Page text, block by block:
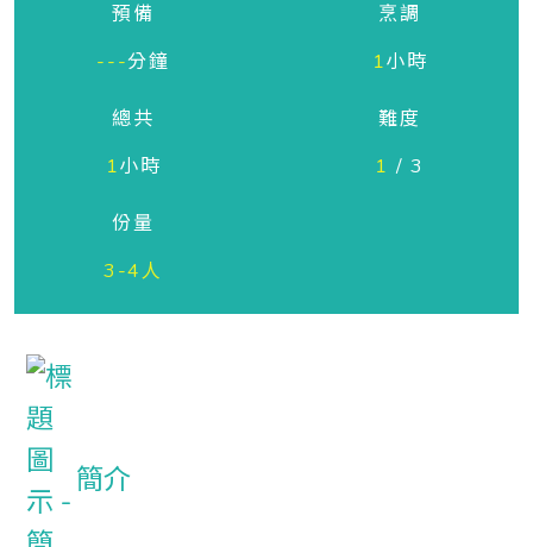
預備
---分鐘
烹調
1小時
總共
1小時
難度
1 / 3
份量
3-4人
簡介